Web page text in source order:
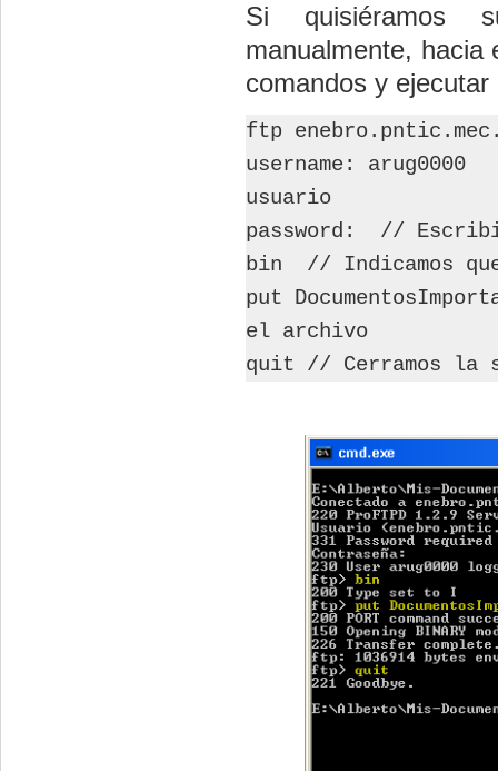
Si quisiéramos
manualmente, hacia
comandos y
ftp
username:
usuario
password: //
bin // Indicamos
put
el archivo
quit // Cerramos la